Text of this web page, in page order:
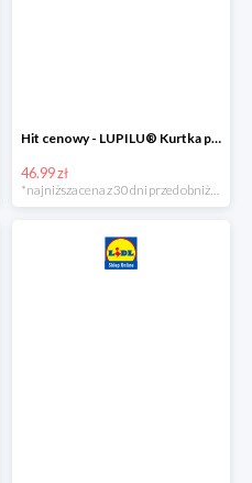
Hit cenowy - LUPILU® Kurtka przeciwdeszczowa dziewczęca, 1 sztuka
46.99 zł